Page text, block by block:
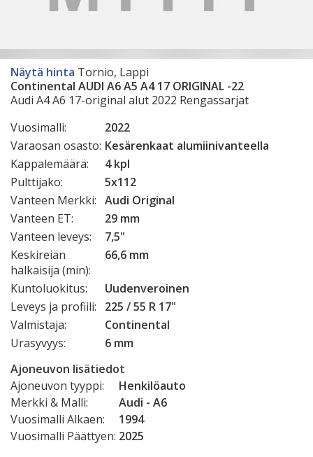
Näytä hinta Tornio, Lappi
Continental AUDI A6 A5 A4 17 ORIGINAL -22
Audi A4 A6 17-original alut 2022 Rengassarjat
Vuosimalli:
2022
Varaosan osasto: Kesärenkaat alumiinivanteella
Kappalemäärä:
4 kpl
Pulttijako:
5x112
Vanteen Merkki: Audi Original
Vanteen ET:
29 mm
Vanteen leveys:
7,5"
Keskireiän
halkaisija (min):
66,6 mm
Kuntoluokitus:
Uudenveroinen
Leveys ja profiili:
225 / 55 R 17"
Valmistaja:
Continental
Urasyvyys:
6 mm
Ajoneuvon lisätiedot
Ajoneuvon tyyppi:
Henkilöauto
Merkki & Malli:
Audi - A6
Vuosimalli Alkaen:
1994
Vuosimalli Päättyen: 2025